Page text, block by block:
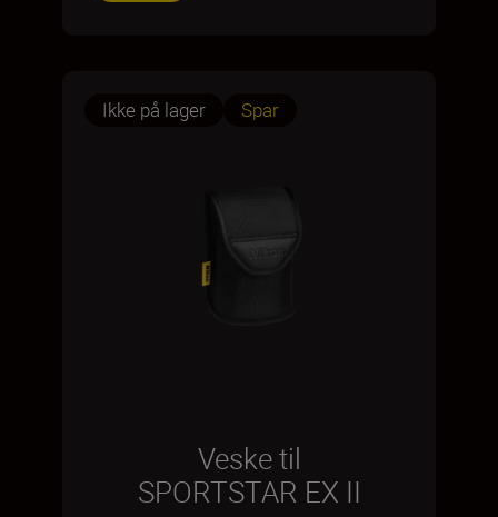
Ikke på lager Spar
Veske til
SPORTSTAR EX II